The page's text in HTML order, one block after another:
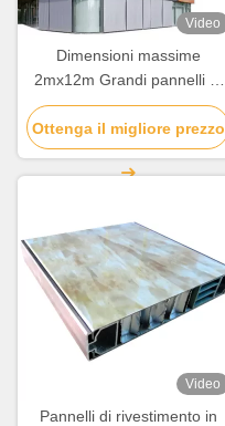
Video
Dimensioni massime
2mx12m Grandi pannelli di
rivestimento in nido di miele
in alluminio per la
decorazione delle pareti
delle tende
Ottenga il migliore prezzo
Video
Pannelli di rivestimento in